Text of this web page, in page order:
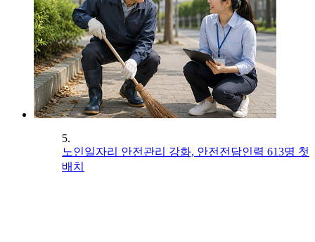
5.
노인일자리 안전관리 강화, 안전전담인력 613명 첫
배치